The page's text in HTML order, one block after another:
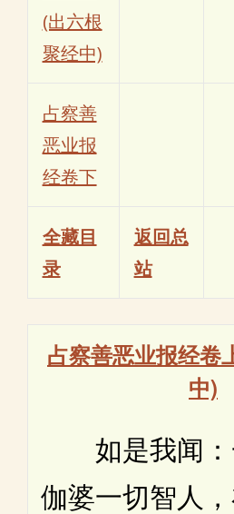
(出六根
聚经中)
占察善
恶业报
经卷下
全藏目
录
返回总
站
占察善恶业报经卷
中)
如是我闻：
伽婆一切智人